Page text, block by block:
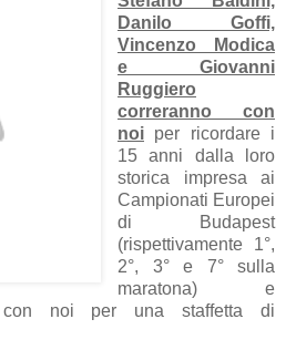
Danilo Goffi,
Vincenzo Modica
e Giovanni
Ruggiero
correranno con
noi per ricordare i
15 anni dalla loro
storica impresa ai
Campionati Europei
di Budapest
(rispettivamente 1°,
2°, 3° e 7° sulla
maratona) e
con noi per una staffetta di